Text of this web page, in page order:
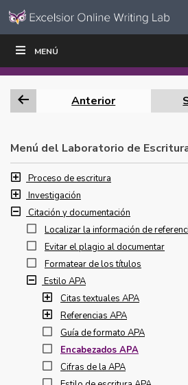
Ir al contenido
navegación
MENÚ
ESCRIBIR
Anterior
Menú del Laboratorio de
Proceso de escritura
Investigación
Citación y documentación
Localizar la información de
Evitar el plagio al documentar
Formatear de los títulos
Estilo APA
Citas textuales APA
Referencias APA
Guía de formato APA
Encabezados APA
Cifras de la APA